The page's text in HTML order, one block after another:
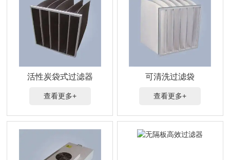
活性炭袋式过滤器
查看更多+
可清洗过滤袋
查看更多+